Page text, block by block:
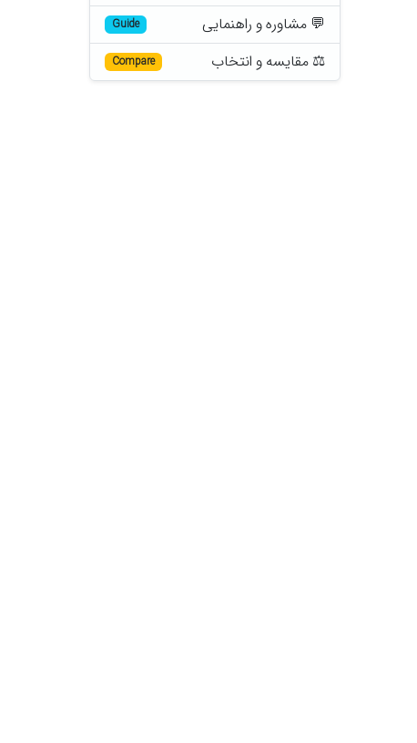
💬 مشاوره و راهنمایی Guide
⚖️ مقایسه و انتخاب Compare